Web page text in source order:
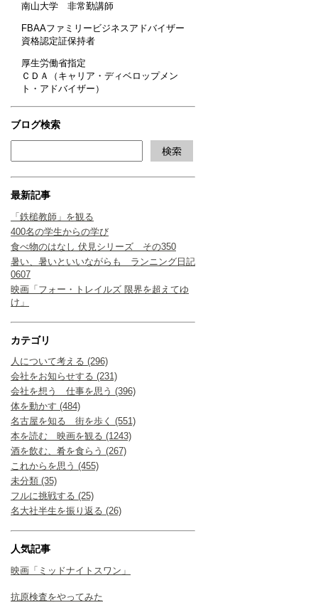
南山大学 非常勤講師
FBAAファミリービジネスアドバイザー
資格認定証保持者
厚生労働省指定
ＣＤＡ（キャリア・ディベロップメン
ト・アドバイザー）
ブログ検索
最新記事
「鉄槌教師」を観る
400名の学生からの学び
食べ物のはなし 伏見シリーズ その350
暑い、暑いといいながらも ランニング日記
0607
映画「フォー・トレイルズ 限界を超えてゆ
け」
カテゴリ
人について考える (296)
会社をお知らせする (231)
会社を想う 仕事を思う (396)
体を動かす (484)
名古屋を知る 街を歩く (551)
本を読む 映画を観る (1243)
酒を飲む、肴を食らう (267)
これからを思う (455)
未分類 (35)
フルに挑戦する (25)
名大社半生を振り返る (26)
人気記事
映画「ミッドナイトスワン」
抗原検査をやってみた